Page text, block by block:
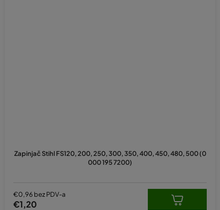
Zapinjač Stihl FS120, 200, 250, 300, 350, 400, 450, 480, 500 (0
000 195 7200)
€0,96 bez PDV-a
€1,20